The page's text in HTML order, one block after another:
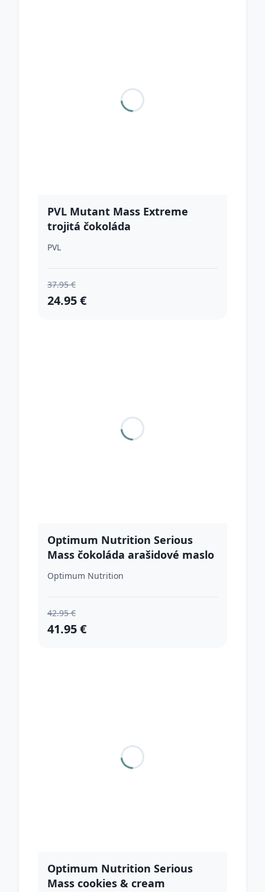
PVL Mutant Mass Extreme
trojitá čokoláda
PVL
37.95 €
24.95 €
Optimum Nutrition Serious
Mass čokoláda arašidové maslo
Optimum Nutrition
42.95 €
41.95 €
Optimum Nutrition Serious
Mass cookies & cream